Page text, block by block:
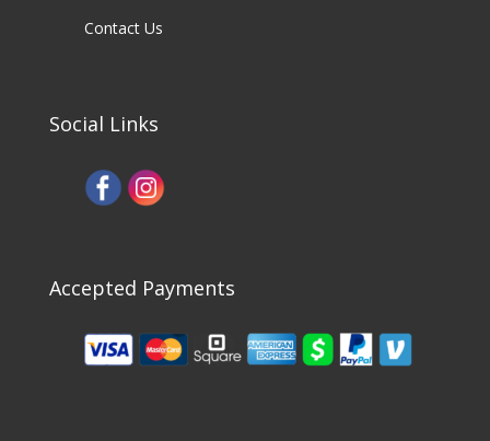
Contact Us
Social Links
Accepted Payments